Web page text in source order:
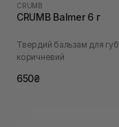
CRUMB
CRUMB Balmer 6 г
Твердий бальзам для губ
коричневий
650₴